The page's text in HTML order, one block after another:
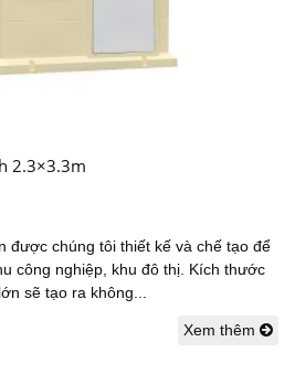
2.3×3.3m
được chúng tôi thiết kế và chế tạo để
công nghiệp, khu đô thị. Kích thước
sẽ tạo ra không...
Xem thêm